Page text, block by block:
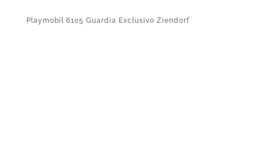
Playmobil 6105 Guardia Exclusivo Ziendorf